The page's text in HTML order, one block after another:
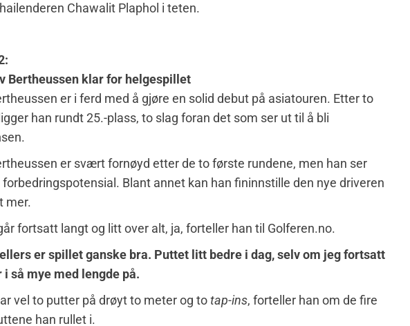
Chawalit Plaphol i teten.
Bertheussen klar for helgespillet
er i ferd med å gjøre en solid debut på asiatouren. Etter to
han rundt 25.-plass, to slag foran det som ser ut til å bli
er svært fornøyd etter de to første rundene, men han ser
Blant annet kan han fininnstille den nye driveren
mer.
fortsatt langt og litt over alt, ja, forteller han til Golferen.no.
er spillet ganske bra. Puttet litt bedre i dag, selv om jeg fortsatt
i så mye med lengde på.
vel to putter på drøyt to meter og totap-ins, forteller han om de fire
han rullet i.